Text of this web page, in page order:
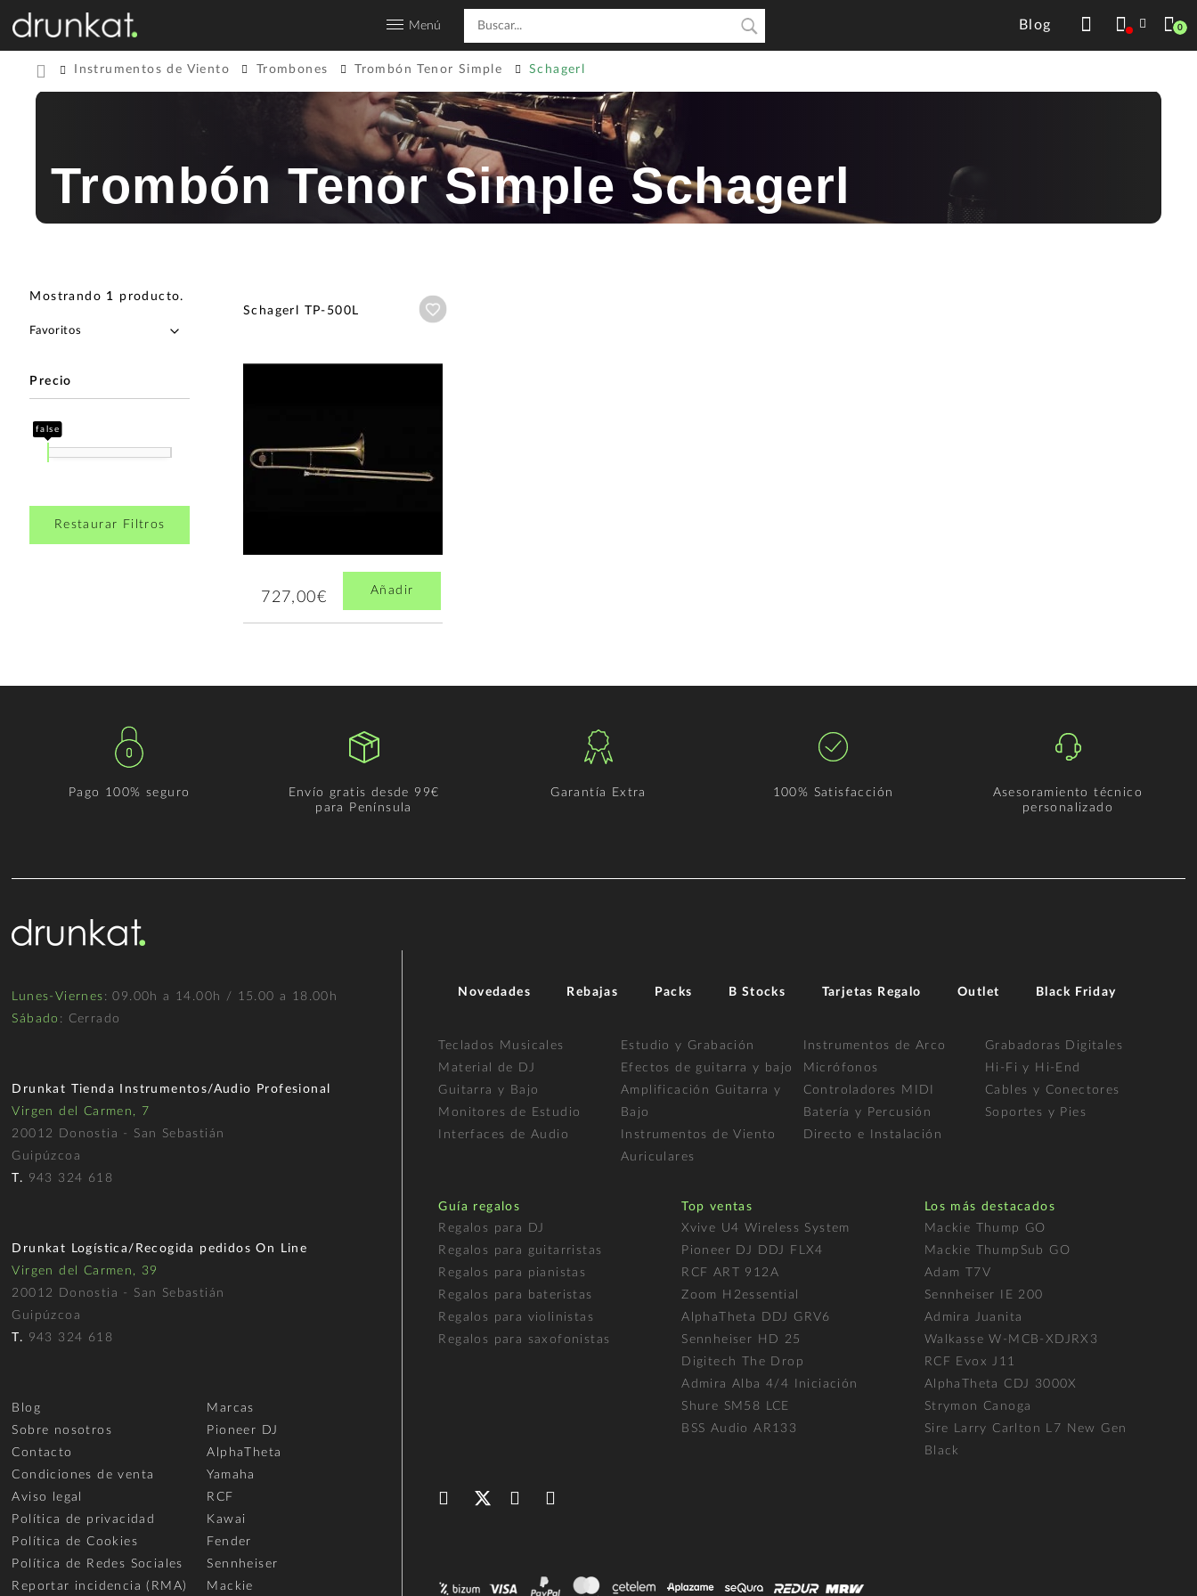
Menú Blog 0
Instrumentos de Viento Trombones Trombón Tenor Simple Schagerl
Trombón Tenor Simple Schagerl
Mostrando 1 producto.
Precio
false
Restaurar Filtros
Schagerl TP-500L
727,00€ Añadir
Pago 100% seguro
Envío gratis desde 99€
para Península
Garantía Extra 100% Satisfacción
Asesoramiento técnico
personalizado
Lunes-Viernes : 09.00h a 14.00h / 15.00 a 18.00h
Sábado : Cerrado
Drunkat Tienda Instrumentos/Audio Profesional
Virgen del Carmen, 7
20012 Donostia - San Sebastián
Guipúzcoa
T. 943 324 618
Drunkat Logística/Recogida pedidos On Line
Virgen del Carmen, 39
20012 Donostia - San Sebastián
Guipúzcoa
T. 943 324 618
Blog
Sobre nosotros
Contacto
Condiciones de venta
Aviso legal
Política de privacidad
Política de Cookies
Política de Redes Sociales
Reportar incidencia (RMA)
Marcas
Pioneer DJ
AlphaTheta
Yamaha
RCF
Kawai
Fender
Sennheiser
Mackie
Novedades Rebajas Packs B Stocks Tarjetas Regalo Outlet Black Friday
Teclados Musicales
Material de DJ
Guitarra y Bajo
Monitores de Estudio
Interfaces de Audio
Estudio y Grabación
Efectos de guitarra y bajo
Amplificación Guitarra y
Bajo
Instrumentos de Viento
Auriculares
Instrumentos de Arco
Micrófonos
Controladores MIDI
Batería y Percusión
Directo e Instalación
Grabadoras Digitales
Hi-Fi y Hi-End
Cables y Conectores
Soportes y Pies
Guía regalos
Regalos para DJ
Regalos para guitarristas
Regalos para pianistas
Regalos para bateristas
Regalos para violinistas
Regalos para saxofonistas
Top ventas
Xvive U4 Wireless System
Pioneer DJ DDJ FLX4
RCF ART 912A
Zoom H2essential
AlphaTheta DDJ GRV6
Sennheiser HD 25
Digitech The Drop
Admira Alba 4/4 Iniciación
Shure SM58 LCE
BSS Audio AR133
Los más destacados
Mackie Thump GO
Mackie ThumpSub GO
Adam T7V
Sennheiser IE 200
Admira Juanita
Walkasse W-MCB-XDJRX3
RCF Evox J11
AlphaTheta CDJ 3000X
Strymon Canoga
Sire Larry Carlton L7 New Gen
Black